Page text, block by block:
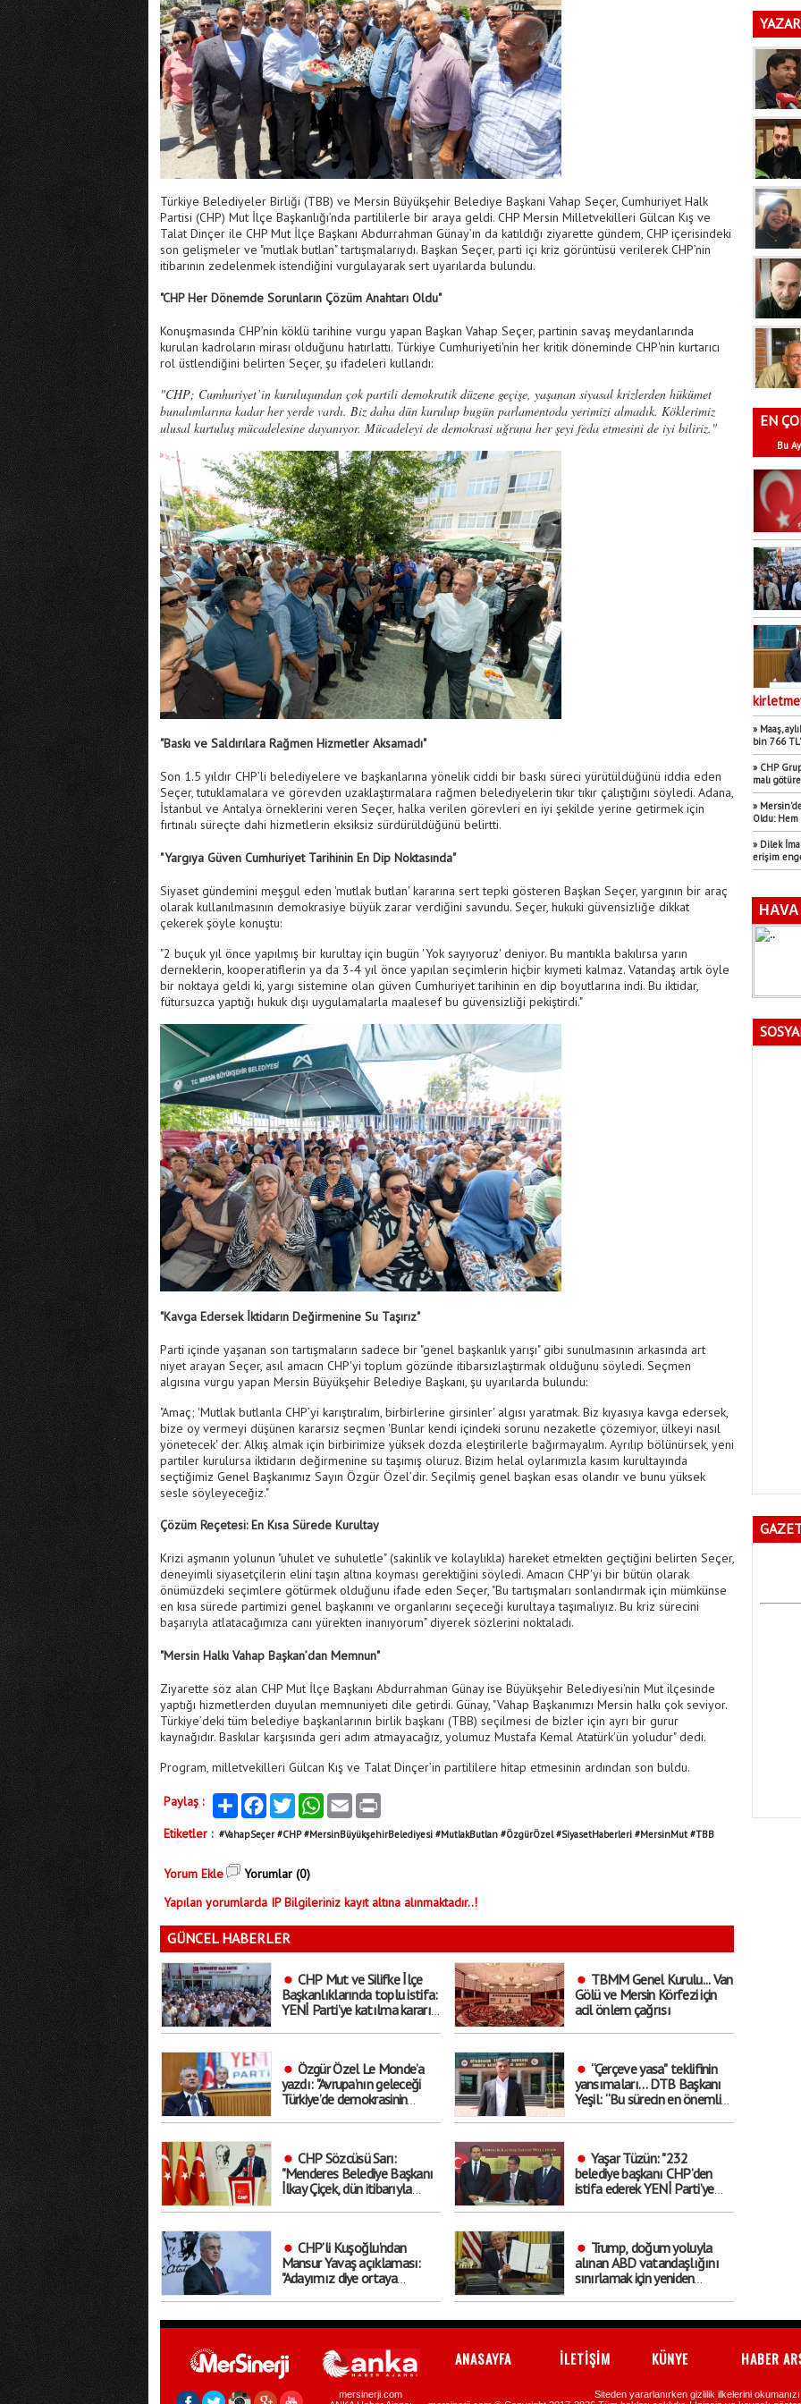
Türkiye Belediyeler Birliği (TBB) ve Mersin Büyükşehir Belediye Başkanı Vahap Seçer, Cumhuriyet Halk
Partisi (CHP) Mut İlçe Başkanlığı’nda partililerle bir araya geldi. CHP Mersin Milletvekilleri Gülcan Kış ve
Talat Dinçer ile CHP Mut İlçe Başkanı Abdurrahman Günay’ın da katıldığı ziyarette gündem, CHP içerisindeki
son gelişmeler ve "mutlak butlan" tartışmalarıydı. Başkan Seçer, parti içi kriz görüntüsü verilerek CHP’nin
itibarının zedelenmek istendiğini vurgulayarak sert uyarılarda bulundu.
"CHP Her Dönemde Sorunların Çözüm Anahtarı Oldu"
Konuşmasında CHP’nin köklü tarihine vurgu yapan Başkan Vahap Seçer, partinin savaş meydanlarında
kurulan kadroların mirası olduğunu hatırlattı. Türkiye Cumhuriyeti'nin her kritik döneminde CHP'nin kurtarıcı
rol üstlendiğini belirten Seçer, şu ifadeleri kullandı:
"CHP; Cumhuriyet’in kuruluşundan çok partili demokratik düzene geçişe, yaşanan siyasal krizlerden hükümet
bunalımlarına kadar her yerde vardı. Biz daha dün kurulup bugün parlamentoda yerimizi almadık. Köklerimiz
ulusal kurtuluş mücadelesine dayanıyor. Mücadeleyi de demokrasi uğruna her şeyi feda etmesini de iyi biliriz."
"Baskı ve Saldırılara Rağmen Hizmetler Aksamadı"
Son 1.5 yıldır CHP’li belediyelere ve başkanlarına yönelik ciddi bir baskı süreci yürütüldüğünü iddia eden
Seçer, tutuklamalara ve görevden uzaklaştırmalara rağmen belediyelerin tıkır tıkır çalıştığını söyledi. Adana,
İstanbul ve Antalya örneklerini veren Seçer, halka verilen görevleri en iyi şekilde yerine getirmek için
fırtınalı süreçte dahi hizmetlerin eksiksiz sürdürüldüğünü belirtti.
"Yargıya Güven Cumhuriyet Tarihinin En Dip Noktasında"
Siyaset gündemini meşgul eden 'mutlak butlan' kararına sert tepki gösteren Başkan Seçer, yargının bir araç
olarak kullanılmasının demokrasiye büyük zarar verdiğini savundu. Seçer, hukuki güvensizliğe dikkat
çekerek şöyle konuştu:
"2 buçuk yıl önce yapılmış bir kurultay için bugün 'Yok sayıyoruz' deniyor. Bu mantıkla bakılırsa yarın
derneklerin, kooperatiflerin ya da 3-4 yıl önce yapılan seçimlerin hiçbir kıymeti kalmaz. Vatandaş artık öyle
bir noktaya geldi ki, yargı sistemine olan güven Cumhuriyet tarihinin en dip boyutlarına indi. Bu iktidar,
fütursuzca yaptığı hukuk dışı uygulamalarla maalesef bu güvensizliği pekiştirdi."
"Kavga Edersek İktidarın Değirmenine Su Taşırız"
Parti içinde yaşanan son tartışmaların sadece bir "genel başkanlık yarışı" gibi sunulmasının arkasında art
niyet arayan Seçer, asıl amacın CHP'yi toplum gözünde itibarsızlaştırmak olduğunu söyledi. Seçmen
algısına vurgu yapan Mersin Büyükşehir Belediye Başkanı, şu uyarılarda bulundu:
"Amaç; 'Mutlak butlanla CHP’yi karıştıralım, birbirlerine girsinler' algısı yaratmak. Biz kıyasıya kavga edersek,
bize oy vermeyi düşünen kararsız seçmen 'Bunlar kendi içindeki sorunu nezaketle çözemiyor, ülkeyi nasıl
yönetecek' der. Alkış almak için birbirimize yüksek dozda eleştirilerle bağırmayalım. Ayrılıp bölünürsek, yeni
partiler kurulursa iktidarın değirmenine su taşımış oluruz. Bizim helal oylarımızla kasım kurultayında
seçtiğimiz Genel Başkanımız Sayın Özgür Özel’dir. Seçilmiş genel başkan esas olandır ve bunu yüksek
sesle söyleyeceğiz."
Çözüm Reçetesi: En Kısa Sürede Kurultay
Krizi aşmanın yolunun "uhulet ve suhuletle" (sakinlik ve kolaylıkla) hareket etmekten geçtiğini belirten Seçer,
deneyimli siyasetçilerin elini taşın altına koyması gerektiğini söyledi. Amacın CHP'yi bir bütün olarak
önümüzdeki seçimlere götürmek olduğunu ifade eden Seçer, "Bu tartışmaları sonlandırmak için mümkünse
en kısa sürede partimizi genel başkanını ve organlarını seçeceği kurultaya taşımalıyız. Bu kriz sürecini
başarıyla atlatacağımıza canı yürekten inanıyorum" diyerek sözlerini noktaladı.
"Mersin Halkı Vahap Başkan’dan Memnun"
Ziyarette söz alan CHP Mut İlçe Başkanı Abdurrahman Günay ise Büyükşehir Belediyesi'nin Mut ilçesinde
yaptığı hizmetlerden duyulan memnuniyeti dile getirdi. Günay, "Vahap Başkanımızı Mersin halkı çok seviyor.
Türkiye’deki tüm belediye başkanlarının birlik başkanı (TBB) seçilmesi de bizler için ayrı bir gurur
kaynağıdır. Baskılar karşısında geri adım atmayacağız, yolumuz Mustafa Kemal Atatürk'ün yoludur" dedi.
Program, milletvekilleri Gülcan Kış ve Talat Dinçer’in partililere hitap etmesinin ardından son buldu.
Paylaş : Paylaş FacebookTwitter WhatsAppEmail
Etiketler : #VahapSeçer #CHP #MersinBüyükşehirBelediyesi #MutlakButlan #ÖzgürÖzel #SiyasetHaberleri #MersinMut #TBB
Yorum Ekle
Yorumlar (0)
Yapılan yorumlarda IP Bilgileriniz kayıt altına alınmaktadır..!
GÜNCEL HABERLER
CHP Mut ve Silifke İlçe
Başkanlıklarında toplu istifa:
YENİ Parti’ye katılma kararı
TBMM Genel Kurulu... Van
Gölü ve Mersin Körfezi için
acil önlem çağrısı
Özgür Özel Le Monde’a
yazdı: "Avrupa’nın geleceği
Türkiye’de demokrasinin
“Çerçeve yasa" teklifinin
yansımaları… DTB Başkanı
Yeşil: “Bu sürecin en önemli
CHP Sözcüsü Sarı:
"Menderes Belediye Başkanı
İlkay Çiçek, dün itibarıyla
Yaşar Tüzün: "232
belediye başkanı CHP’den
istifa ederek YENİ Parti’ye
CHP’li Kuşoğlu’ndan
Mansur Yavaş açıklaması:
"Adayımız diye ortaya
teveccühü devam ederse
Trump, doğum yoluyla
alınan ABD vatandaşlığını
sınırlamak için yeniden
EN
Bu Ay
» Maaş,
bin 766
» CHP
malı
»
Oldu:
» Dilek
erişim
mersinerji.com
ANASAYFA İLETİŞİM KÜNYE HABER
Siteden yararlanırken gizlilik ilkelerini